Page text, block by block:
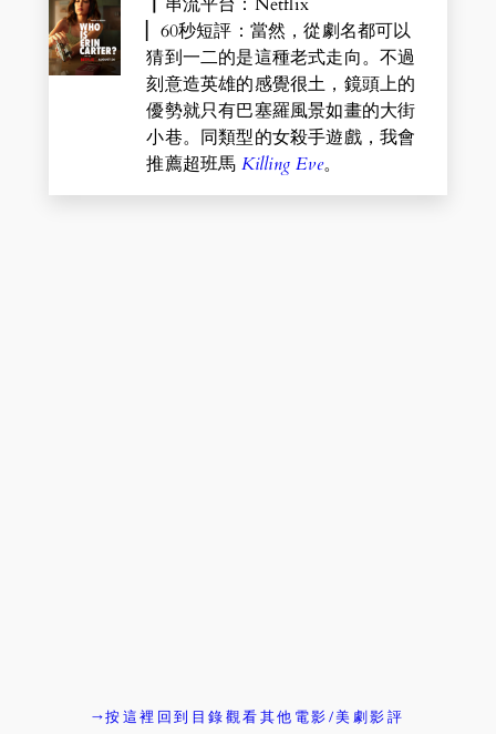
▏60秒短評：當然，從劇名都可以
猜到一二的是這種老式走向。不過
刻意造英雄的感覺很土，鏡頭上的
優勢就只有巴塞羅風景如畫的大街
小巷。同類型的女殺手遊戲，我會
推薦超班馬 Killing Eve。
→按這裡回到目錄觀看其他電影/美劇影評